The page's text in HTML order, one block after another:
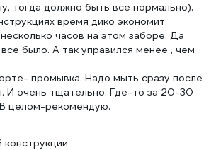
тогда должно быть все нормально).
время дико экономит.
часов на этом заборе. Да
было. А так управился менее , чем
промывка. Надо мыть сразу после
И очень тщательно. Где-то за 20-30
целом-рекомендую.